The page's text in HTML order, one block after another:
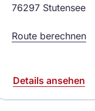
76297 Stutensee
Route berechnen
Details ansehen